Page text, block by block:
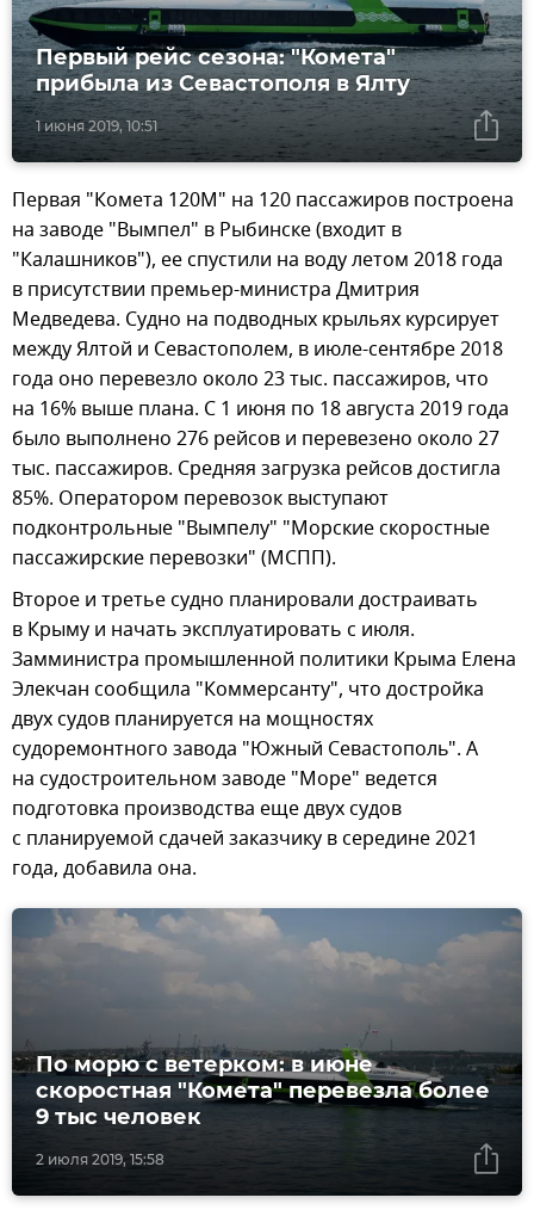
1 июня 2019, 10:51
Первый рейс сезона: "Комета"
прибыла из Севастополя в Ялту
Первая "Комета 120М" на 120 пассажиров построена
на заводе "Вымпел" в Рыбинске (входит в
"Калашников"), ее спустили на воду летом 2018 года
в присутствии премьер-министра Дмитрия
Медведева. Судно на подводных крыльях курсирует
между Ялтой и Севастополем, в июле-сентябре 2018
года оно перевезло около 23 тыс. пассажиров, что
на 16% выше плана. С 1 июня по 18 августа 2019 года
было выполнено 276 рейсов и перевезено около 27
тыс. пассажиров. Средняя загрузка рейсов достигла
85%. Оператором перевозок выступают
подконтрольные "Вымпелу" "Морские скоростные
пассажирские перевозки" (МСПП).
Второе и третье судно планировали достраивать
в Крыму и начать эксплуатировать с июля.
Замминистра промышленной политики Крыма Елена
Элекчан сообщила "Коммерсанту", что достройка
двух судов планируется на мощностях
судоремонтного завода "Южный Севастополь". А
на судостроительном заводе "Море" ведется
подготовка производства еще двух судов
с планируемой сдачей заказчику в середине 2021
года, добавила она.
2 июля 2019, 15:58
По морю с ветерком: в июне
скоростная "Комета" перевезла более
9 тыс человек